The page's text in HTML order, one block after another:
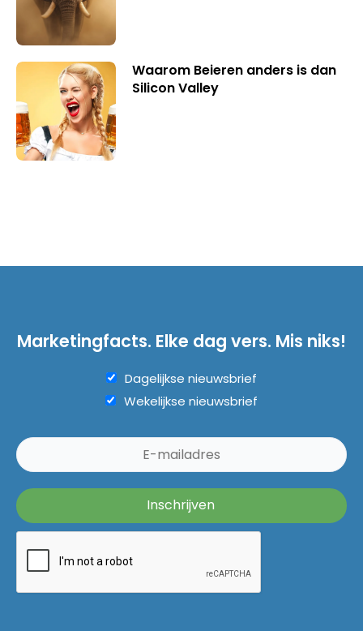
Waarom Beieren anders is dan
Silicon Valley
Marketingfacts. Elke dag vers. Mis niks!
Dagelijkse nieuwsbrief
Wekelijkse nieuwsbrief